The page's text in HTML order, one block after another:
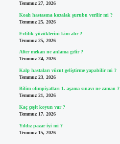
Temmuz 27, 2026
Koah hastasına kozalak şurubu verilir mi ?
Temmuz 25, 2026
Evlilik yüzüklerini kim alır ?
Temmuz 25, 2026
After mekan ne anlama gelir ?
Temmuz 24, 2026
Kalp hastaları vücut geliştirme yapabilir mi ?
Temmuz 23, 2026
Bilim olimpiyatları 1. aşama sınavı ne zaman ?
Temmuz 21, 2026
Kaç çeşit koyun var ?
Temmuz 17, 2026
Yıldız pazar iyi mi ?
Temmuz 15, 2026